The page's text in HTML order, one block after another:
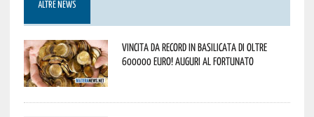
ALTRE NEWS
Vincita da record in Basilicata di oltre
600000 euro! Auguri al fortunato